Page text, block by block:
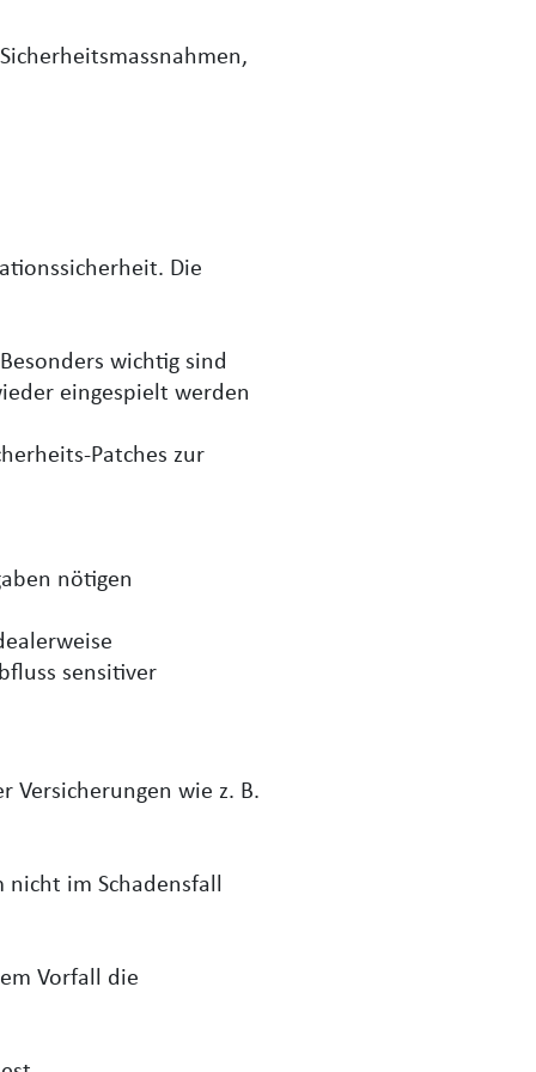
Die
wichtig sind
eingespielt werden
Patches zur
nötigen
sensitiver
Versicherungen wie z. B.
nicht im Schadensfall
Vorfall die